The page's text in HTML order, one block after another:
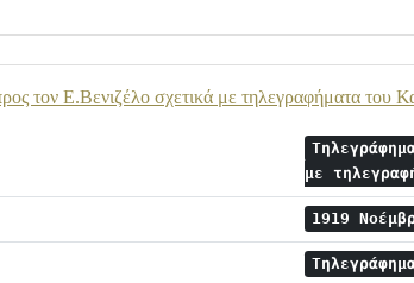
τον Ε.Βενιζέλο σχετικά με τηλεγραφήματα του
με
1919